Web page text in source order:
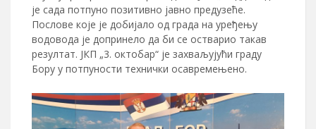
је сада потпуно позитивно јавно предузеће.
Послове које је добијало од града на уређењу
водовода је допринело да би се остварио такав
резултат. ЈКП „3. октобар“ је захваљујући граду
Бору у потпуности технички осавремењено.